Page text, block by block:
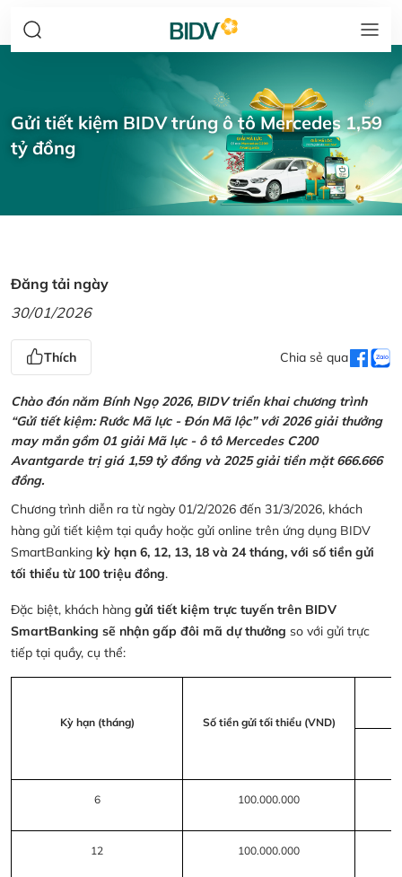
Gửi tiết kiệm BIDV trúng ô tô Mercedes 1,59
tỷ đồng
Đăng tải ngày
30/01/2026
Thích Chia sẻ qua
Chào đón năm Bính Ngọ 2026, BIDV triển khai chương trình
“Gửi tiết kiệm: Rước Mã lực - Đón Mã lộc” với 2026 giải thưởng
may mắn gồm 01 giải Mã lực - ô tô Mercedes C200
Avantgarde trị giá 1,59 tỷ đồng và 2025 giải tiền mặt 666.666
đồng.
Chương trình diễn ra từ ngày 01/2/2026 đến 31/3/2026, khách
hàng gửi tiết kiệm tại quầy hoặc gửi online trên ứng dụng BIDV
SmartBanking kỳ hạn 6, 12, 13, 18 và 24 tháng, với số tiền gửi
tối thiểu từ 100 triệu đồng.
Đặc biệt, khách hàng gửi tiết kiệm trực tuyến trên BIDV
SmartBanking sẽ nhận gấp đôi mã dự thưởng so với gửi trực
tiếp tại quầy, cụ thể:
Kỳ hạn (tháng) Số tiền gửi tối thiểu (VND)
6 100.000.000
12 100.000.000